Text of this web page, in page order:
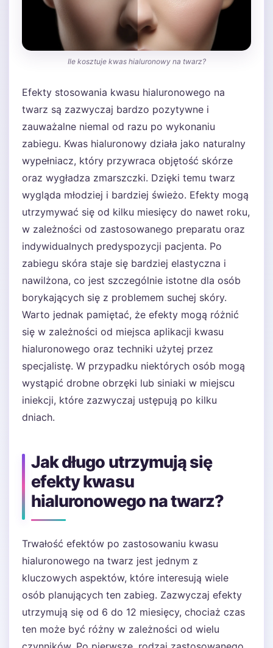
Ile kosztuje kwas hialuronowy na twarz?
Efekty stosowania kwasu hialuronowego na
twarz są zazwyczaj bardzo pozytywne i
zauważalne niemal od razu po wykonaniu
zabiegu. Kwas hialuronowy działa jako naturalny
wypełniacz, który przywraca objętość skórze
oraz wygładza zmarszczki. Dzięki temu twarz
wygląda młodziej i bardziej świeżo. Efekty mogą
utrzymywać się od kilku miesięcy do nawet roku,
w zależności od zastosowanego preparatu oraz
indywidualnych predyspozycji pacjenta. Po
zabiegu skóra staje się bardziej elastyczna i
nawilżona, co jest szczególnie istotne dla osób
borykających się z problemem suchej skóry.
Warto jednak pamiętać, że efekty mogą różnić
się w zależności od miejsca aplikacji kwasu
hialuronowego oraz techniki użytej przez
specjalistę. W przypadku niektórych osób mogą
wystąpić drobne obrzęki lub siniaki w miejscu
iniekcji, które zazwyczaj ustępują po kilku
dniach.
Jak długo utrzymują się
efekty kwasu
hialuronowego na twarz?
Trwałość efektów po zastosowaniu kwasu
hialuronowego na twarz jest jednym z
kluczowych aspektów, które interesują wiele
osób planujących ten zabieg. Zazwyczaj efekty
utrzymują się od 6 do 12 miesięcy, chociaż czas
ten może być różny w zależności od wielu